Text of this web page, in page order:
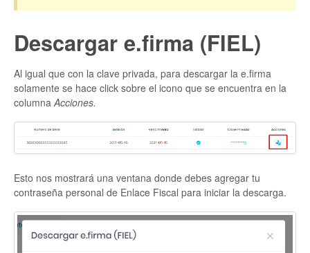
Descargar e.firma (FIEL)
Al igual que con la clave privada, para descargar la e.firma
solamente se hace click sobre el icono que se encuentra en la
columna Acciones.
Esto nos mostrará una ventana donde debes agregar tu
contraseña personal de Enlace Fiscal para iniciar la descarga.